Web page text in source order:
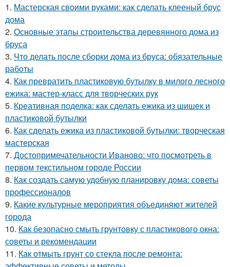
1. Мастерская своими руками: как сделать клееный брус
дома
2. Основные этапы строительства деревянного дома из
бруса
3. Что делать после сборки дома из бруса: обязательные
работы
4. Как превратить пластиковую бутылку в милого лесного
ежика: мастер-класс для творческих рук
5. Креативная поделка: как сделать ежика из шишек и
пластиковой бутылки
6. Как сделать ежика из пластиковой бутылки: творческая
мастерская
7. Достопримечательности Иваново: что посмотреть в
первом текстильном городе России
8. Как создать самую удобную планировку дома: советы
профессионалов
9. Какие культурные мероприятия объединяют жителей
города
10. Как безопасно смыть грунтовку с пластикового окна:
советы и рекомендации
11. Как отмыть грунт со стекла после ремонта: